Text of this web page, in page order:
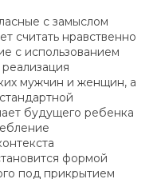
с замыслом
считать нравственно
с использованием
мужчин и женщин, а
будущего ребенка
формой
под прикрытием